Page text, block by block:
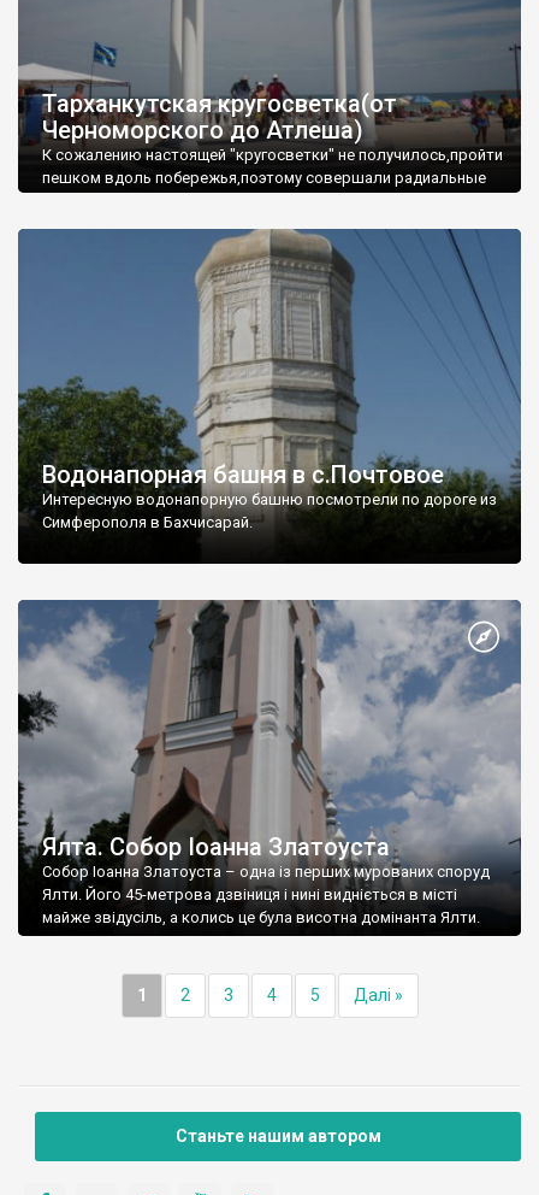
Тарханкутская кругосветка(от
Черноморского до Атлеша)
К сожалению настоящей "кругосветки" не получилось,пройти
пешком вдоль побережья,поэтому совершали радиальные
Водонапорная башня в с.Почтовое
Интересную водонапорную башню посмотрели по дороге из
Симферополя в Бахчисарай.
Ялта. Собор Іоанна Златоуста
Собор Іоанна Златоуста – одна із перших мурованих споруд
Ялти. Його 45-метрова дзвіниця і нині видніється в місті
майже звідусіль, а колись це була висотна домінанта Ялти.
1 2 3 4 5 Далі »
Станьте нашим автором